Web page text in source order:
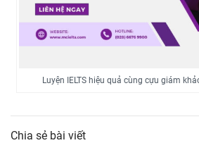
Luyện IELTS hiệu quả cùng cựu giám
Chia sẻ bài viết